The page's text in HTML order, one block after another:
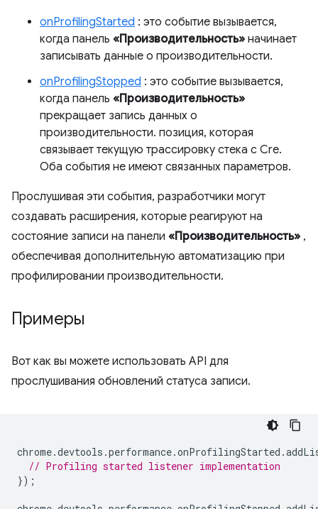
onProfilingStarted : это событие вызывается,
когда панель «Производительность» начинает
записывать данные о производительности.
onProfilingStopped : это событие вызывается,
когда панель «Производительность»
прекращает запись данных о
производительности. позиция, которая
связывает текущую трассировку стека с Cre.
Оба события не имеют связанных параметров.
Прослушивая эти события, разработчики могут
создавать расширения, которые реагируют на
состояние записи на панели «Производительность» ,
обеспечивая дополнительную автоматизацию при
профилировании производительности.
Примеры
Вот как вы можете использовать API для
прослушивания обновлений статуса записи.
chrome.devtools .performance.onProfilingStarted .
// Profiling started listener implementation
});